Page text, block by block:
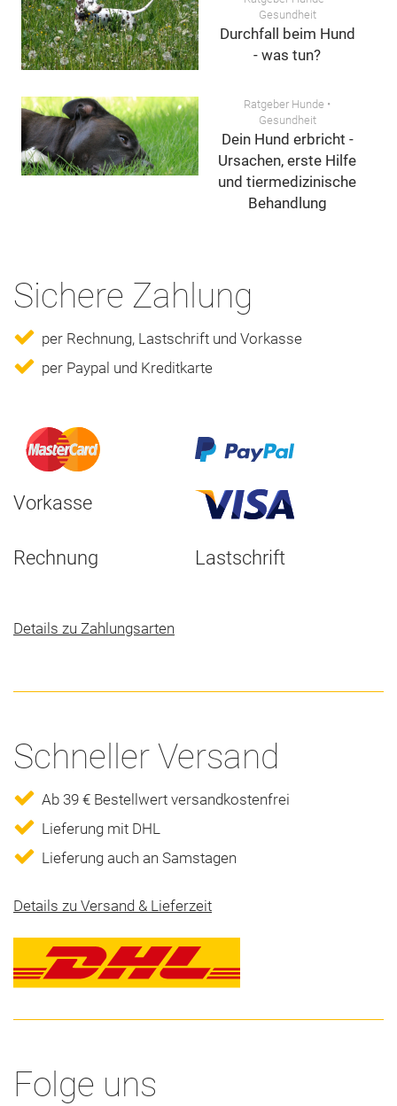
Gesundheit
Durchfall beim Hund
- was tun?
Ratgeber Hunde •
Gesundheit
Dein Hund erbricht -
Ursachen, erste Hilfe
und tiermedizinische
Behandlung
Sichere Zahlung
per Rechnung, Lastschrift und Vorkasse
per Paypal und Kreditkarte
Vorkasse
Rechnung Lastschrift
Details zu Zahlungsarten
Schneller Versand
Ab 39 € Bestellwert versandkostenfrei
Lieferung mit DHL
Lieferung auch an Samstagen
Details zu Versand & Lieferzeit
Folge uns